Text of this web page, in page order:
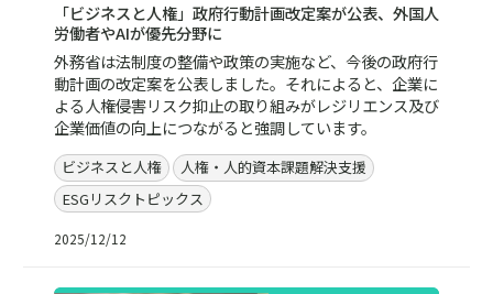
「ビジネスと人権」政府行動計画改定案が公表、外国人
労働者やAIが優先分野に
外務省は法制度の整備や政策の実施など、今後の政府行
動計画の改定案を公表しました。それによると、企業に
よる人権侵害リスク抑止の取り組みがレジリエンス及び
企業価値の向上につながると強調しています。
ビジネスと人権
人権・人的資本課題解決支援
ESGリスクトピックス
2025/12/12